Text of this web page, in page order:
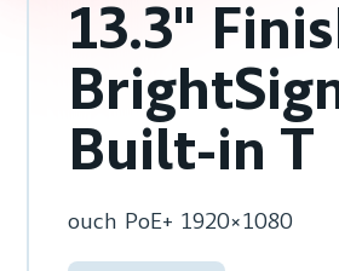
13.3"
Built-in T
ouch PoE+ 1920×1080